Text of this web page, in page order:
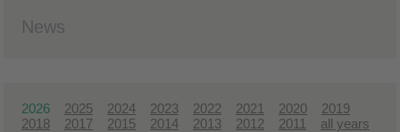
News
2026 2025 2024 2023 2022 2021 2020
2019
2018
2017 2015 2014 2013 2012 2011 all years